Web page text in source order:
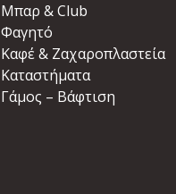
Μπαρ & Club
Φαγητό
Καφέ & Ζαχαροπλαστεία
Καταστήματα
Γάμος – Βάφτιση